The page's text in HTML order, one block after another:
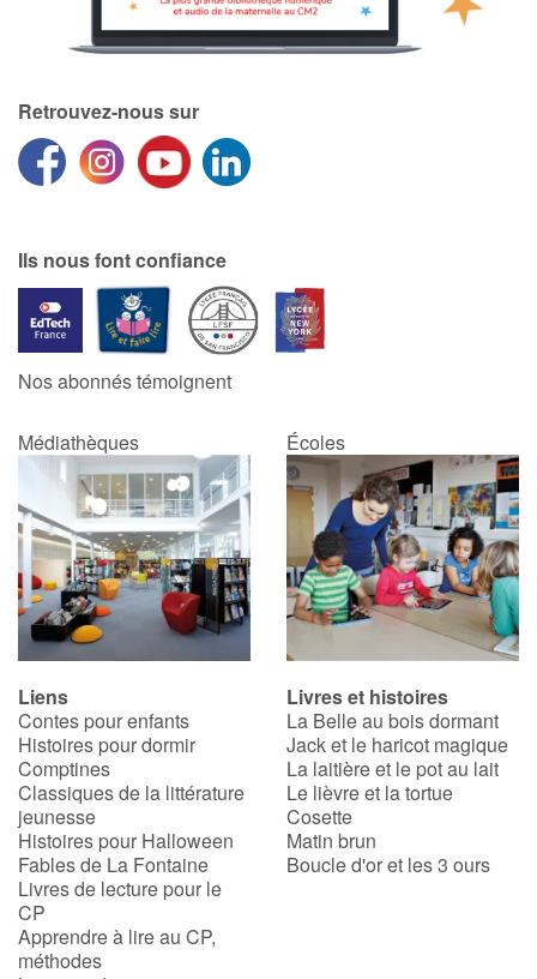
Rencontres et témoignages
Autour de la lecture
Apprendre à lire
Livre audio
Activités et ateliers
Apprendre les langues
Dyslexie, troubles de la lecture
Nos listes de lecture
Coups de coeur
Retrouvez-nous sur
Ils nous font confiance
Nos abonnés témoignent
Médiathèques Écoles
Liens
Contes pour enfants
Histoires pour dormir
Comptines
Classiques de la littérature
jeunesse
Histoires pour Halloween
Fables de La Fontaine
Livres de lecture pour le
CP
Apprendre à lire au CP,
méthodes
Livres et histoires
La Belle au bois dormant
Jack et le haricot magique
La laitière et le pot au lait
Le lièvre et la tortue
Cosette
Matin brun
Boucle d'or et les 3 ours